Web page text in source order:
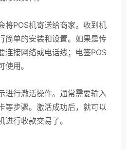
将POS机寄送给商家。收到机
简单的安装和设置。如果是传
连接网络或电话线；电签POS
用。
进行激活操作。通常需要输入
等步骤。激活成功后，就可以
进行收款交易了。